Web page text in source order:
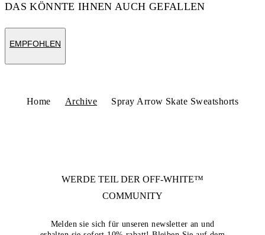
DAS KÖNNTE IHNEN AUCH GEFALLEN
EMPFOHLEN
Home Archive Spray Arrow Skate Sweatshorts
WERDE TEIL DER OFF-WHITE™
COMMUNITY
Melden sie sich für unseren newsletter an und